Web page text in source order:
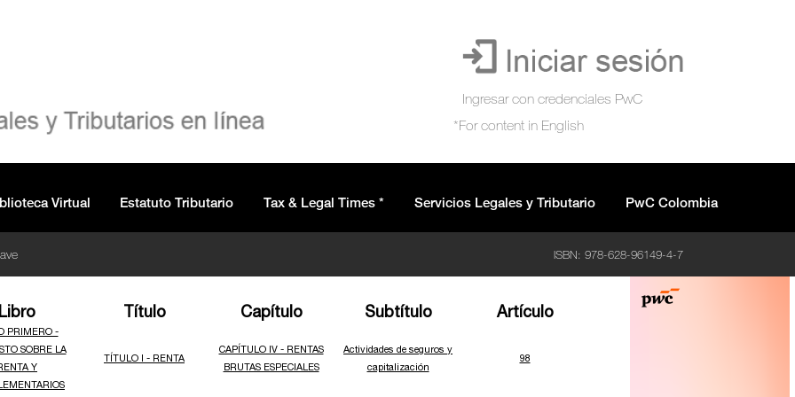
Virtual Estatuto Tributario Tax & Legal Times * Servicios Legales y Tributario PwC Colombia
ISBN: 978-628-96149-4-7